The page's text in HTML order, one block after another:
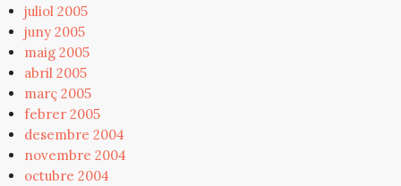
juliol 2005
juny 2005
maig 2005
abril 2005
març 2005
febrer 2005
desembre 2004
novembre 2004
octubre 2004